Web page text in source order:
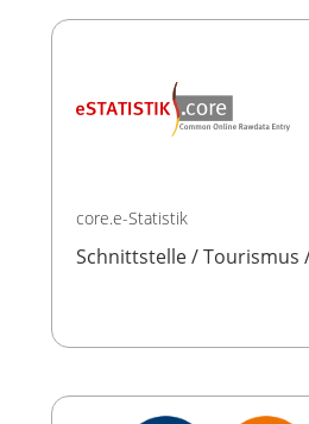
core.e-Statistik
Schnittstelle / Tourismus